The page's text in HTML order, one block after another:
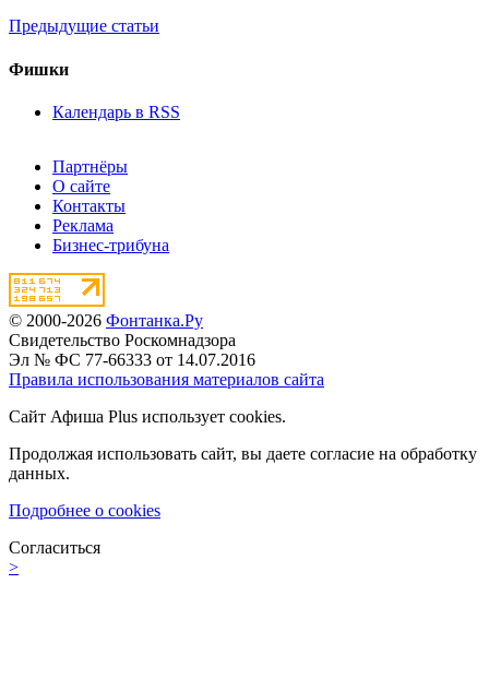
Предыдущие статьи
Фишки
Календарь в RSS
Партнёры
О сайте
Контакты
Реклама
Бизнес-трибуна
© 2000-2026 Фонтанка.Ру
Свидетельство Роскомнадзора
Эл № ФС 77-66333 от 14.07.2016
Правила использования материалов сайта
Сайт Афиша Plus использует cookies.
Продолжая использовать сайт, вы даете согласие на обработку
данных.
Подробнее о cookies
Согласиться
>